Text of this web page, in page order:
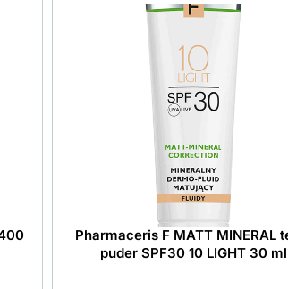
Pharmaceris F MATT MINERAL
puder SPF30 10 LIGHT 30 ml